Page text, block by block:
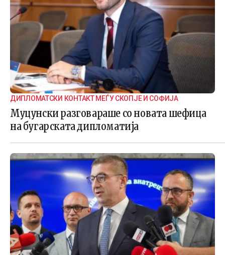
ДИПЛОМАТСКИ КОНТАКТ МЕЃУ СКОПЈЕ И СОФИЈА
Муцунски разговараше со новата шефица
на бугарската дипломатија